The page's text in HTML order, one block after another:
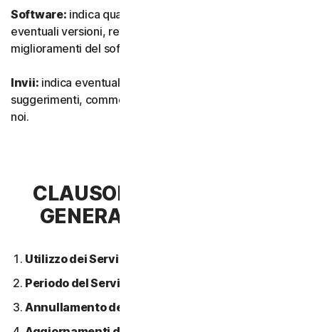
Software: indica qualsiasi nostro software, inclusi
eventuali versioni, revisioni, aggiornamenti o
miglioramenti del software.
Invii: indica eventuali feedback, recensioni,
suggerimenti, commenti o idee relativi ai Servizi inviati a
noi.
CLAUSOLA 2 - CONDIZIONI
GENERALI DEL SERVIZIO
Utilizzo dei Servizi.
Periodo del Servizio.
Annullamento del Servizio.